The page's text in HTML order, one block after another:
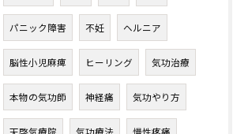
パニック障害 不妊 ヘルニア
脳性小児麻痺 ヒーリング 気功治療
本物の気功師 神経痛 気功やり方
天啓気療院 気功療法 慢性疼痛